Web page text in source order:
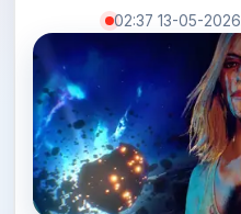
02:37 13-05-2026